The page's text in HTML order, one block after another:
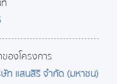
ของโครงการ
ท แสนสิริ จำกัด (มหาชน)